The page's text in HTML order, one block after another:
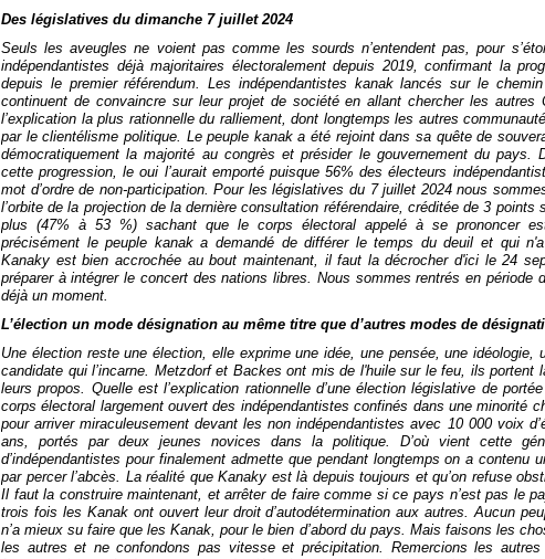
Des législatives du dimanche 7 juillet 2024
Seuls les aveugles ne voient pas comme les sourds n’entendent pas, pour
indépendantistes déjà majoritaires électoralement depuis 2019, confirmant la
depuis le premier référendum. Les indépendantistes kanak lancés sur le chemin
continuent de convaincre sur leur projet de société en allant chercher les autres
l’explication la plus rationnelle du ralliement, dont longtemps les autres
par le clientélisme politique. Le peuple kanak a été rejoint dans sa quête de
démocratiquement la majorité au congrès et présider le gouvernement du pays.
cette progression, le oui l’aurait emporté puisque 56% des électeurs
mot d’ordre de non-participation. Pour les législatives du 7 juillet 2024 nous
l’orbite de la projection de la dernière consultation référendaire, créditée de 3 points
plus (47% à 53 %) sachant que le corps électoral appelé à se prononcer
précisément le peuple kanak a demandé de différer le temps du deuil et qui
Kanaky est bien accrochée au bout maintenant, il faut la décrocher d'ici le 24
préparer à intégrer le concert des nations libres. Nous sommes rentrés en période
déjà un moment.
L’élection un mode désignation au même titre que d’autres modes de
Une élection reste une élection, elle exprime une idée, une pensée, une idéologie,
candidate qui l’incarne. Metzdorf et Backes ont mis de l'huile sur le feu, ils portent
leurs propos. Quelle est l’explication rationnelle d’une élection législative de
corps électoral largement ouvert des indépendantistes confinés dans une minorité
pour arriver miraculeusement devant les non indépendantistes avec 10 000 voix
ans, portés par deux jeunes novices dans la politique. D’où vient cette
d’indépendantistes pour finalement admette que pendant longtemps on a contenu
par percer l’abcès. La réalité que Kanaky est là depuis toujours et qu’on refuse
Il faut la construire maintenant, et arrêter de faire comme si ce pays n’est pas le
trois fois les Kanak ont ouvert leur droit d’autodétermination aux autres. Aucun
n’a mieux su faire que les Kanak, pour le bien d’abord du pays. Mais faisons les
les autres et ne confondons pas vitesse et précipitation. Remercions les autres